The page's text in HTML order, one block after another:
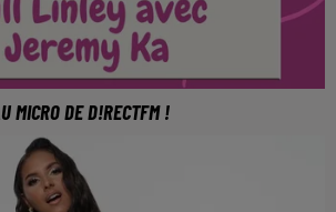
MICRO DE D!RECTFM !
était l'invité spécial de Jeremy